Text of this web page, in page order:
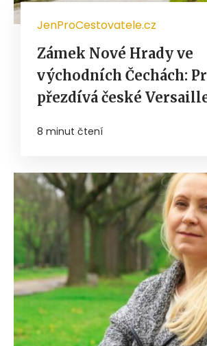
JenProCestovatele.cz
Zámek Nové Hrady ve
východních Čechách:
přezdívá české
8 minut čtení